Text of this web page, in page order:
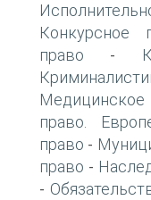
Конкурсное
право -
право.
право -
право -
-